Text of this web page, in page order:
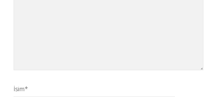
İsim*